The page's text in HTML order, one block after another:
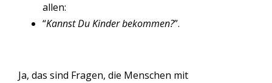
allen:
“Kannst Du Kinder bekommen?”.
Ja, das sind Fragen, die Menschen mit